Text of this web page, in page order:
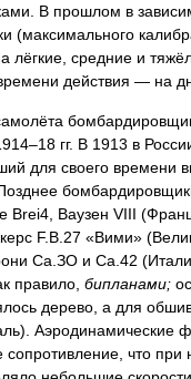
В прошлом в
(максимального
лёгкие, средние и
действия — на
гг. В 1913 в
для своего времени
Brei4, Ваузен VIII
F.B.27 «Вими»
Са.ЗО и Са.42
правило, бипланами;
дерево, а для
что при